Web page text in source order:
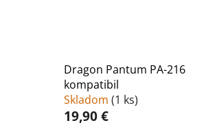
Dragon Pantum PA-216
kompatibil
Skladom (1 ks)
19,90 €